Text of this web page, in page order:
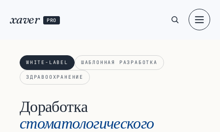
xaver PRO
WHITE-LABEL ШАБЛОННАЯ РАЗРАБОТКА
ЗДРАВООХРАНЕНИЕ
Доработка
стоматологического